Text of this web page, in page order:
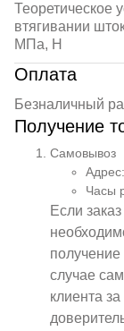
Теоретическое
втягивании
МПа, Н
Оплата
Безналичный
Получение
Самовывоз
Часы
Если
получение
случае
клиента